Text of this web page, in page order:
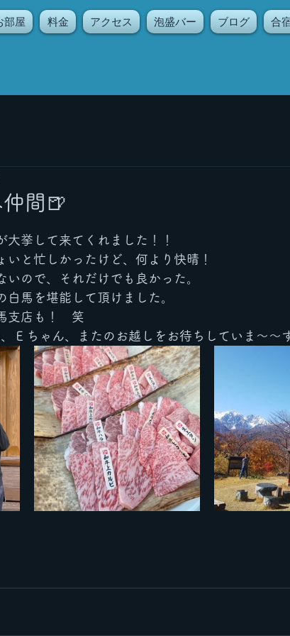
部屋 料金 アクセス 泡盛バー ブログ 合
間🍺
大挙して来てくれました！！
いと忙しかったけど、何より快晴！
いので、それだけでも良かった。
馬を堪能して頂けました。
支店も！　笑
Ｅちゃん、またのお越しをお待ちしていま〜〜